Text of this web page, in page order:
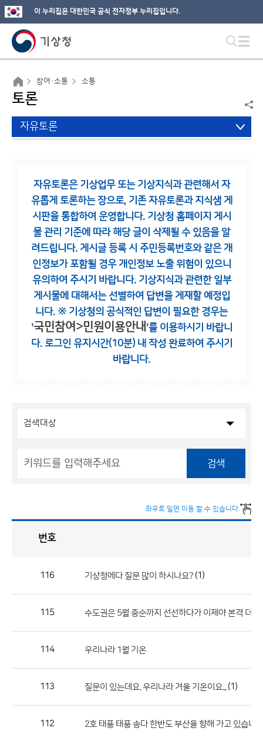
이 누리집은 대한민국 공식 전자정부 누리집입니다.
참여·소통 소통
토론
자유토론
자유토론은 기상업무 또는 기상지식과 관련해서 자
유롭게 토론하는 장으로, 기존 자유토론과 지식샘 게
시판을 통합하여 운영합니다. 기상청 홈페이지 게시
물 관리 기준에 따라 해당 글이 삭제될 수 있음을 알
려드립니다. 게시글 등록 시 주민등록번호와 같은 개
인정보가 포함될 경우 개인정보 노출 위험이 있으니
유의하여 주시기 바랍니다. 기상지식과 관련한 일부
게시물에 대해서는 선별하여 답변을 게재할 예정입
니다. ※ 기상청의 공식적인 답변이 필요한 경우는
'국민참여>민원이용안내 '를 이용하시기 바랍니
다. 로그인 유지시간(10분) 내 작성 완료하여 주시기
바랍니다.
검색
좌우로 밀면 이동 할 수 있습니다.
론
번호
116 기상청에다 질문 많이 하시나요? (1)
115 수도권은 5월 중순까지 선선하다가 이제야 본격 더위
114 우리나라 1월 기온
113 질문이 있는데요. 우리나라 겨울 기온이요... (1)
112 2호 태풍 태풍 송다 한반도 부산을 향해 가고 있습니